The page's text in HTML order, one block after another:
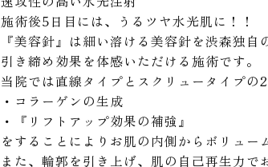
施術後5日目には、うるツヤ水光肌に！！
『美容針』は細い溶ける美容針を渋森独
引き締め効果を体感いただける施術です。
当院では直線タイプとスクリュータイプの
・コラーゲンの生成
・『リフトアップ効果の補強』
をすることによりお肌の内側からボリュー
また、輪郭を引き上げ、肌の自己再生力で